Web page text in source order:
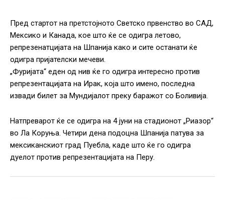
Пред стартот на претстојното Светско првенство во САД,
Мексико и Канада, кое што ќе се одигра летово,
репрезенатцијата на Шпанија како и сите останати ќе
одигра пријателски мечеви.
„Фуријата“ еден од нив ќе го одигра интересно против
репрезентацијата на Ирак, која што имено, последна
извади билет за Мундијалот преку баражот со Боливија.
Натпреварот ќе се одигра на 4 јуни на стадионот „Риазор“
во Ла Коруња. Четири дена подоцна Шпанија патува за
мексиканскиот град Пуебла, каде што ќе го одигра
дуелот против репрезентацијата на Перу.